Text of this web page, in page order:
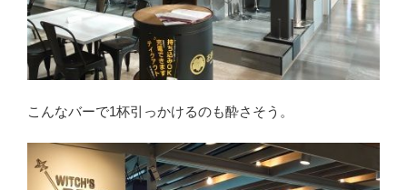
こんなバーで1杯引っかけるのも酔さそう。